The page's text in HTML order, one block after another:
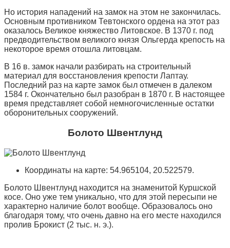
Но история нападений на замок на этом не закончилась.
Основным противником Тевтонского ордена на этот раз
оказалось Великое княжество Литовское. В 1370 г. под
предводительством великого князя Ольгерда крепость на
некоторое время отошла литовцам.
В 16 в. замок начали разбирать на строительный
материал для восстановления крепости Лаптау.
Последний раз на карте замок был отмечен в далеком
1584 г. Окончательно был разобран в 1870 г. В настоящее
время представляет собой немногочисленные остатки
оборонительных сооружений.
Болото Швентлунд
Координаты на карте: 54.965104, 20.522579.
Болото Швентлунд находится на знаменитой Куршской
косе. Оно уже тем уникально, что для этой пересыпи не
характерно наличие болот вообще. Образовалось оно
благодаря тому, что очень давно на его месте находился
пролив Брокист (2 тыс. н. э.).